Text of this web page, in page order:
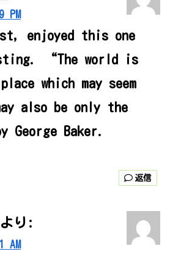
PM
enjoyed this one
“The world is
which may seem
also be only the
George Baker.
返信
より:
AM